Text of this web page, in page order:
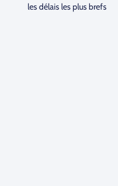
les délais les plus brefs